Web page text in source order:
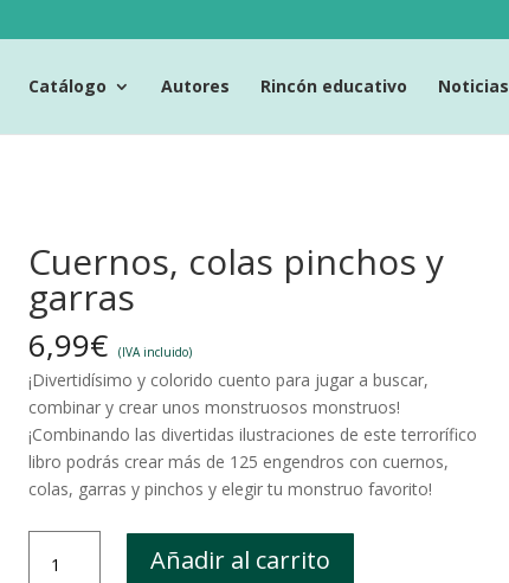
Catálogo Autores Rincón educativo Noticias
Cuernos, colas pinchos y
garras
6,99€ (IVA incluido)
¡Divertidísimo y colorido cuento para jugar a buscar,
combinar y crear unos monstruosos monstruos!
¡Combinando las divertidas ilustraciones de este terrorífico
libro podrás crear más de 125 engendros con cuernos,
colas, garras y pinchos y elegir tu monstruo favorito!
colas
Añadir al carrito